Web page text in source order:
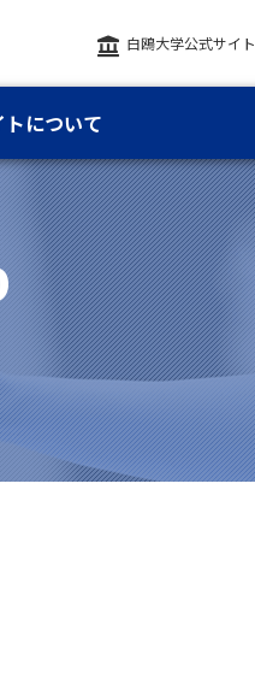
白鴎大学公式サイト
トについて